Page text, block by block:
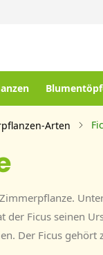
Arten
der Ficus seinen
Der Ficus